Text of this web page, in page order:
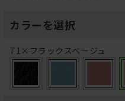
カラーを選択
T1×フラックスベージュ